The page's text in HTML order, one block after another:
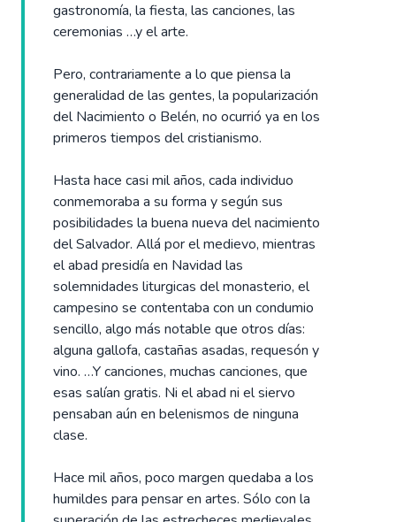
gastronomía, la fiesta, las canciones, las
ceremonias …y el arte.
Pero, contrariamente a lo que piensa la
generalidad de las gentes, la popularización
del Nacimiento o Belén, no ocurrió ya en los
primeros tiempos del cristianismo.
Hasta hace casi mil años, cada individuo
conmemoraba a su forma y según sus
posibilidades la buena nueva del nacimiento
del Salvador. Allá por el medievo, mientras
el abad presidía en Navidad las
solemnidades liturgicas del monasterio, el
campesino se contentaba con un condumio
sencillo, algo más notable que otros días:
alguna gallofa, castañas asadas, requesón y
vino. …Y canciones, muchas canciones, que
esas salían gratis. Ni el abad ni el siervo
pensaban aún en belenismos de ninguna
clase.
Hace mil años, poco margen quedaba a los
humildes para pensar en artes. Sólo con la